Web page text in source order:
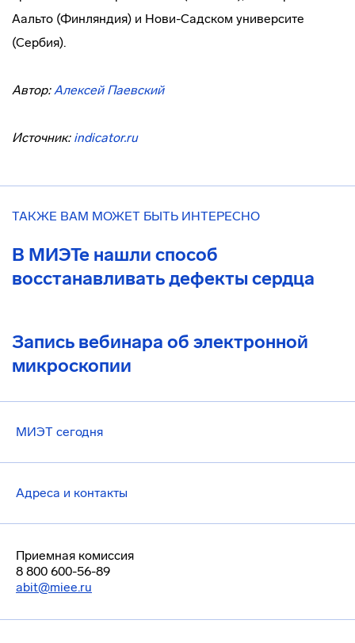
Аальто (Финляндия) и Нови-Садском университе
(Сербия).
Автор:Алексей Паевский
Источник: indicator.ru
ТАКЖЕ ВАМ МОЖЕТ БЫТЬ ИНТЕРЕСНО
В МИЭТе нашли способ
восстанавливать дефекты сердца
Запись вебинара об электронной
микроскопии
МИЭТ сегодня
Адреса и контакты
Приемная комиссия
8 800 600-56-89
abit@miee.ru